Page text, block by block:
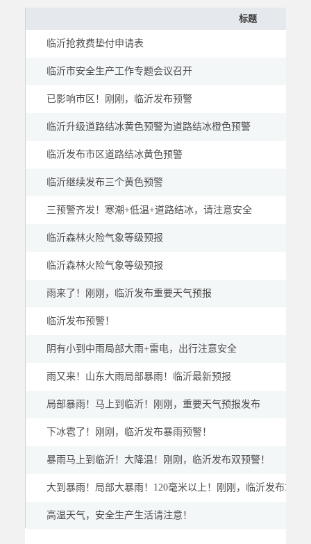
慈善信息
建议提案
标题
临沂抢救费垫付申请表
临沂市安全生产工作专题会议召开
已影响市区！刚刚，临沂发布预警
临沂升级道路结冰黄色预警为道路结冰橙色预警
临沂发布市区道路结冰黄色预警
临沂继续发布三个黄色预警
三预警齐发！寒潮+低温+道路结冰，请注意安全
临沂森林火险气象等级预报
临沂森林火险气象等级预报
雨来了！刚刚，临沂发布重要天气预报
临沂发布预警！
阴有小到中雨局部大雨+雷电，出行注意安全
雨又来！山东大雨局部暴雨！临沂最新预报
局部暴雨！马上到临沂！刚刚，重要天气预报发布
下冰雹了！刚刚，临沂发布暴雨预警！
暴雨马上到临沂！大降温！刚刚，临沂发布双预警！
大到暴雨！局部大暴雨！120毫米以上！刚刚，临沂发布重要
高温天气，安全生产生活请注意！